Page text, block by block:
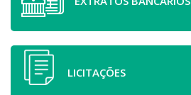
LICITAÇÕES